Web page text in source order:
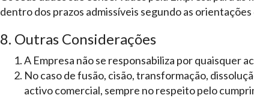
dentro dos prazos admissíveis segundo as
8. Outras Considerações
A Empresa não se responsabiliza por quaisquer
No caso de fusão, cisão, transformação,
activo comercial, sempre no respeito pelo